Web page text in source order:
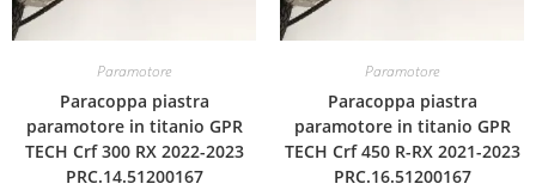
Paramotore
Paracoppa piastra
paramotore in titanio GPR
TECH Crf 300 RX 2022-2023
PRC.14.51200167
Paramotore
Paracoppa piastra
paramotore in titanio GPR
TECH Crf 450 R-RX 2021-2023
PRC.16.51200167